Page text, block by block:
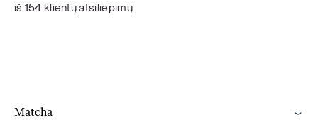
iš 154 klientų atsiliepimų
Matcha